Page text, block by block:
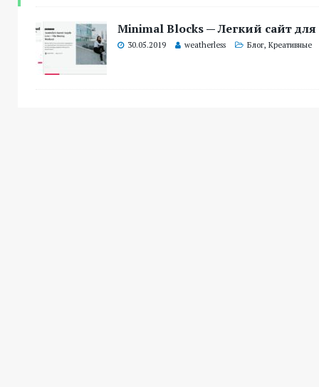
Minimal Blocks — Легкий сайт для
30.05.2019 weatherless Блог, Креативные